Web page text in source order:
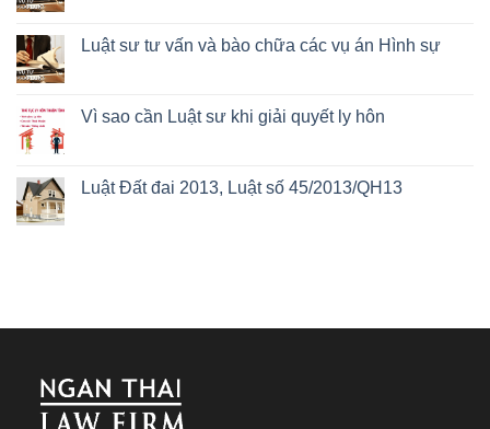
Luật sư tư vấn và bào chữa các vụ án Hình sự
Vì sao cần Luật sư khi giải quyết ly hôn
Luật Đất đai 2013, Luật số 45/2013/QH13